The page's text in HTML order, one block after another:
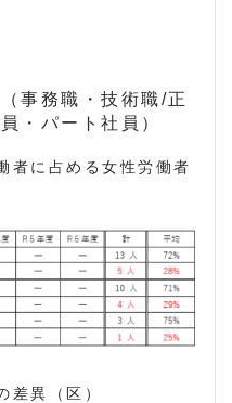
事務職・技術職/正
・パート社員）
者に占める女性労働者
異（区）